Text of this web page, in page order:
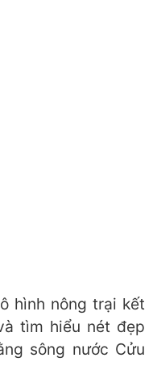
hình nông trại kết
tìm hiểu nét đẹp
sông nước Cửu